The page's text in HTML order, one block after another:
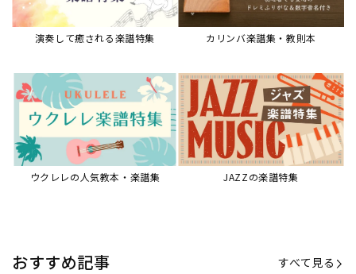
演奏して癒される楽譜特集 カリンバ楽譜集・教則本
ウクレレの人気教本・楽譜集 JAZZの楽譜特集
おすすめ記事 すべて見る